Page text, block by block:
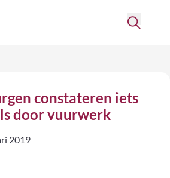
constateren iets
door vuurwerk
2019